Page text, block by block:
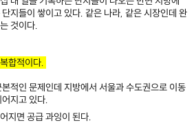
지들이 쌓이고 있다. 같은 나라, 같은 시장인데 완
것이다.
합적이다.
적인 문제인데 지방에서 서울과 수도권으로 이동
지고 있다.
지면 공급 과잉이 된다.